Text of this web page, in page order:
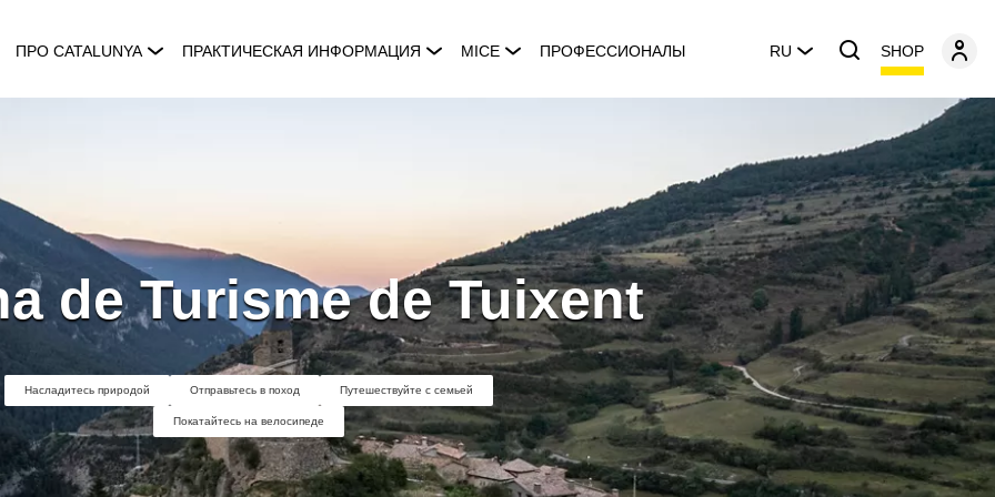
ПРО CATALUNYA ПРАКТИЧЕСКАЯ ИНФОРМАЦИЯ MICE ПРОФЕССИОНАЛЫ RU SHOP
de Turisme de Tuixent
Насладитесь природой Отправьтесь в поход Путешествуйте с семьей
Покатайтесь на велосипеде